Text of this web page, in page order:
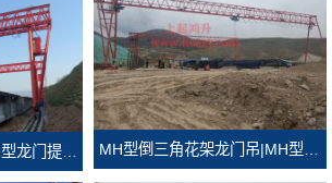
MH型倒三角花架龙门吊|MH型倒三角门式起重机